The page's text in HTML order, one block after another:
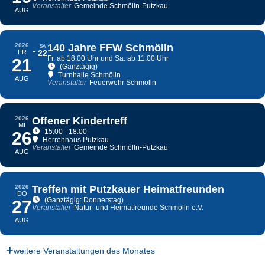
AUG Veranstalter Gemeinde Schmölln-Putzkau
2026
FR
21
AUG
SA
22140 Jahre FFW Schmölln
Fr. ab 18.00 Uhr und Sa. ab 11.00 Uhr
(Ganztägig)
Turnhalle Schmölln
Veranstalter Feuerwehr Schmölln
2026
MI
26
AUG
Offener Kindertreff
15:00 - 18:00
Herrenhaus Putzkau
Veranstalter Gemeinde Schmölln-Putzkau
2026
DO
27
AUG
Treffen mit Putzkauer Heimatfreunden
(Ganztägig: Donnerstag)
Veranstalter Natur- und Heimatfreunde Schmölln e.V.
weitere Veranstaltungen des Monates